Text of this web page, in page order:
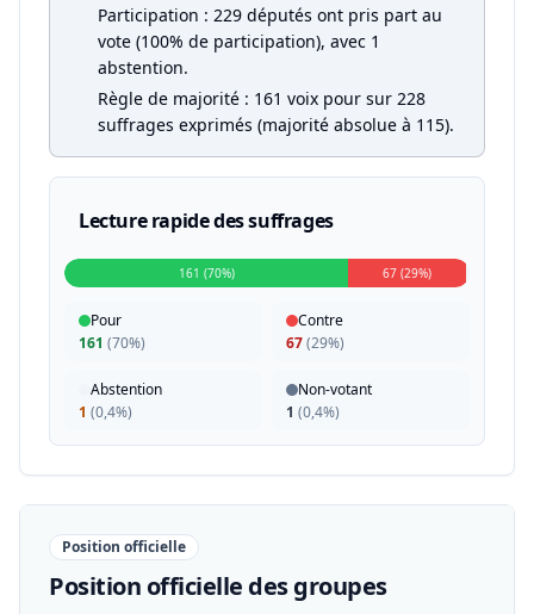
Participation : 229 députés ont pris part au
vote (100% de participation), avec 1
abstention.
Règle de majorité : 161 voix pour sur 228
suffrages exprimés (majorité absolue à 115).
Lecture rapide des suffrages
161 (70%) 67 (29%)
Pour
161 (70%)
Contre
67(29%)
Abstention
1 (0,4%)
Non-votant
1 (0,4%)
Position officielle
Position officielle des groupes